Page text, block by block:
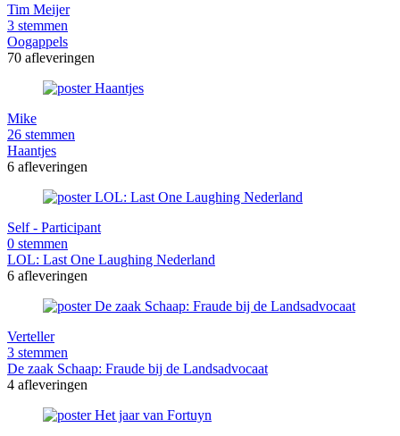
Tim Meijer
3 stemmen
Oogappels
70 afleveringen
Mike
26 stemmen
Haantjes
6 afleveringen
Self - Participant
0 stemmen
LOL: Last One Laughing Nederland
6 afleveringen
Verteller
3 stemmen
De zaak Schaap: Fraude bij de Landsadvocaat
4 afleveringen